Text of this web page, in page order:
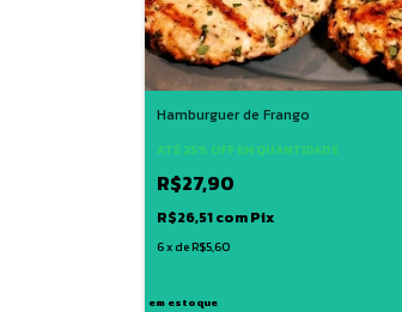
Hamburguer de Frango
ATÉ 25% OFF EM QUANTIDADE
R$27,90
R$26,51comPix
6x deR$5,60
em estoque